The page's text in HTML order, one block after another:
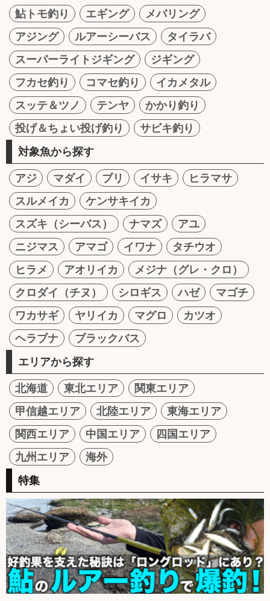
鮎トモ釣り
エギング
メバリング
アジング
ルアーシーバス
タイラバ
スーパーライトジギング
ジギング
フカセ釣り
コマセ釣り
イカメタル
スッテ＆ツノ
テンヤ
かかり釣り
投げ＆ちょい投げ釣り
サビキ釣り
対象魚から探す
アジ マダイ ブリ イサキ
ヒラマサ
スルメイカ
ケンサキイカ
スズキ（シーバス）
ナマズ
アユ
ニジマス
アマゴ イワナ
タチウオ
ヒラメ
アオリイカ
メジナ（グレ・クロ）
クロダイ（チヌ）
シロギス ハゼ
マゴチ
ワカサギ
ヤリイカ マグロ
カツオ
ヘラブナ
ブラックバス
エリアから探す
北海道 東北エリア
関東エリア
甲信越エリア
北陸エリア
東海エリア
関西エリア
中国エリア
四国エリア
九州エリア
海外
特集